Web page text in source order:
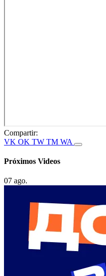
Compartir:
VK OK TW TM WA
Próximos Videos
07 ago.